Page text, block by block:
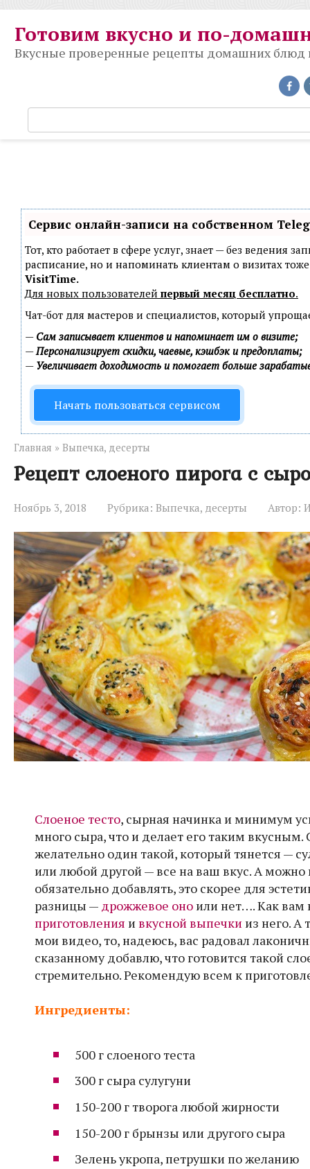
контенту
Готовим вкусно и по-
Вкусные проверенные рецепты домашних блюд
о
Сервис онлайн-записи на собственном
Тот, кто работает в сфере услуг, знает — без ведения
расписание, но и напоминать клиентам о визитах
VisitTime.
Для новых пользователей первый месяц бесплатно.
Чат-бот для мастеров и специалистов, который
— Сам записывает клиентов и напоминает им о визите;
—Персонализирует скидки, чаевые, кэшбэк и предоплаты;
— Увеличивает доходимость и помогает больше
Начать пользоваться сервисом
Главная » Выпечка, десерты
Рецепт слоеного пирога с
Ноябрь 3, 2018 Рубрика: Выпечка, десерты Автор:
Слоеное тесто, сырная начинка и минимум
много сыра, что и делает его таким
желательно один такой, который тянется —
или любой другой — все на ваш вкус. А можно
обязательно добавлять, это скорее для
разницы — дрожжевое оно или нет…. Как вам
приготовления и вкусной выпечки из него. А
мои видео, то, надеюсь, вас радовал
сказанному добавлю, что готовится такой
стремительно. Рекомендую всем к
Ингредиенты:
500 г слоеного теста
300 г сыра сулугуни
150-200 г творога любой жирности
150-200 г брынзы или другого сыра
Зелень укропа, петрушки по желанию